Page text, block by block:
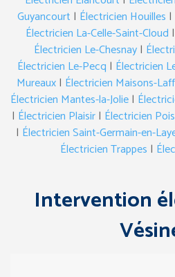
Guyancourt | Électricien Houilles |
Électricien La-Celle-Saint-Cloud |
Électricien Le-Chesnay|
Électricien Le-Pecq | Électricien
Mureaux| Électricien Maisons-
Électricien Mantes-la-Jolie|
| Électricien Plaisir| Électricien
| Électricien Saint-Germain-en-
Électricien Trappes |
Intervention